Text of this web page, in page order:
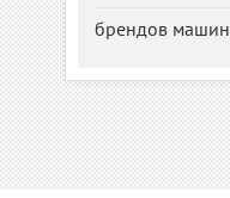
брендов машин